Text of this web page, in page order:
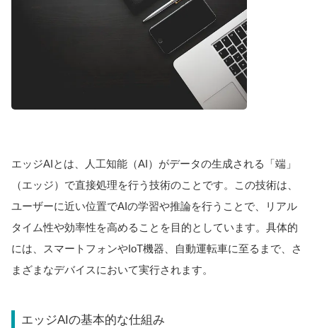
エッジAIとは、人工知能（AI）がデータの生成される「端」
（エッジ）で直接処理を行う技術のことです。この技術は、
ユーザーに近い位置でAIの学習や推論を行うことで、リアル
タイム性や効率性を高めることを目的としています。具体的
には、スマートフォンやIoT機器、自動運転車に至るまで、さ
まざまなデバイスにおいて実行されます。
エッジAIの基本的な仕組み